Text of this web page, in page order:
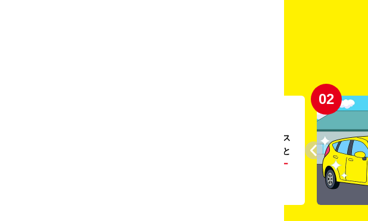
。ガソリンス
タンドや整備工場の既存インフラを活用すること
リー
02